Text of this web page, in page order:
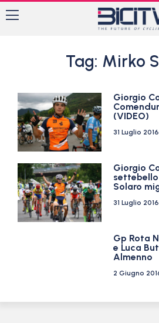
Tag: Mirko
Giorgio
(VIDEO)
31 Luglio 2016
Giorgio
Solaro
31 Luglio 2016
Gp Rota
e Luca
Almenno
2 Giugno